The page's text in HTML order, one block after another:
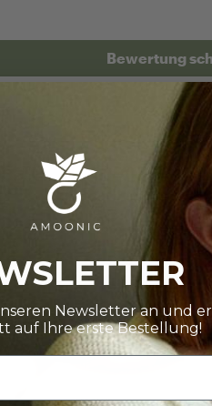
Bewertung
Newsletter an und
auf Ihre erste Bestellung!